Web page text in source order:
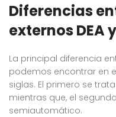
Diferencias
externos DEA
La principal diferencia
podemos encontrar en
siglas. El primero se
mientras que, el
semiautomático.